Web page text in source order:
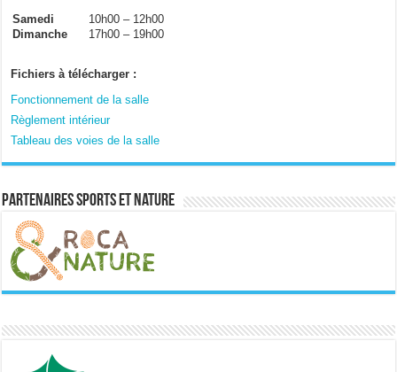
Samedi
10h00 – 12h00
Dimanche
17h00 – 19h00
Fichiers à télécharger :
Fonctionnement de la salle
Règlement intérieur
Tableau des voies de la salle
Partenaires sports et nature